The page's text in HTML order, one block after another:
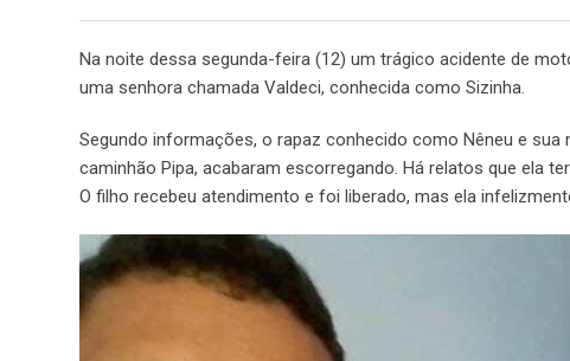
Na noite dessa segunda-feira (12) um trágico acidente de
uma senhora chamada Valdeci, conhecida como Sizinha.
Segundo informações, o rapaz conhecido como Nêneu e
caminhão Pipa, acabaram escorregando. Há relatos que ela
O filho recebeu atendimento e foi liberado, mas ela